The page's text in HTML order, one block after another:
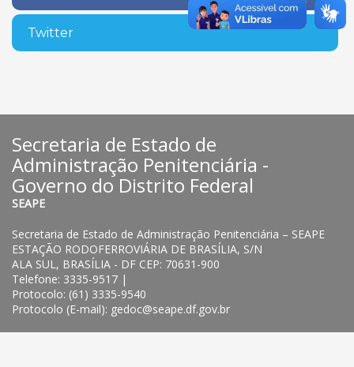
Twitter
Secretaria de Estado de
Administração Penitenciária -
Governo do Distrito Federal
SEAPE
Secretaria de Estado de Administração Penitenciária – SEAPE
ESTAÇÃO RODOFERROVIÁRIA DE BRASÍLIA, S/N
ALA SUL, BRASÍLIA - DF CEP: 70631-900
Telefone: 3335-9517 |
Protocolo: (61) 3335-9540
Protocolo (E-mail): gedoc@seape.df.gov.br